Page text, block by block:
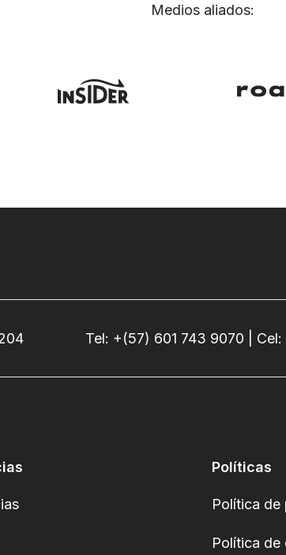
Medios aliados:
Tel: +(57) 601 743 9070 |
Políticas
Política de
Política de